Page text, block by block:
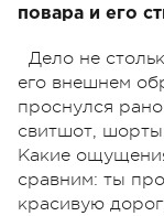
повара и его
Дело не
его внешнем
проснулся
свитшот,
Какие
сравним: ты
красивую